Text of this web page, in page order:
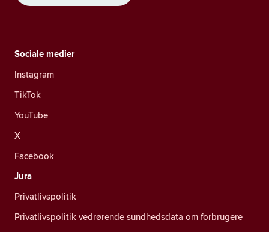
Sociale medier
Instagram
TikTok
YouTube
X
Facebook
Jura
Privatlivspolitik
Privatlivspolitik vedrørende sundhedsdata om forbrugere